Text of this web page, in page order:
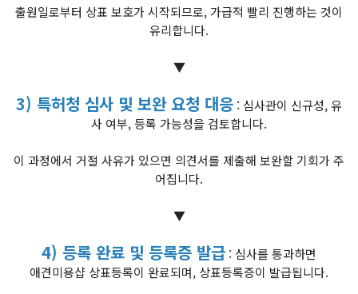
출원일로부터 상표 보호가 시작되므로, 가급적 빨리 진행하는 것이
유리합니다.
▼
3) 특허청 심사 및 보완 요청 대응 : 심사관이 신규성, 유
사 여부, 등록 가능성을 검토합니다.
이 과정에서 거절 사유가 있으면 의견서를 제출해 보완할 기회가 주
어집니다.
▼
4) 등록 완료 및 등록증 발급 : 심사를 통과하면
애견미용샵 상표등록이 완료되며, 상표등록증이 발급됩니다.